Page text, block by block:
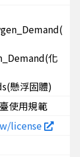
化
懸浮固體)
使用規範
license